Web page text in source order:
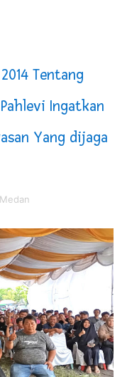
Mulai Diklat, Wabup:
Pria Dirungkus
Kapolresta
Tentang
Ingatkan
Yang dijaga
Medan